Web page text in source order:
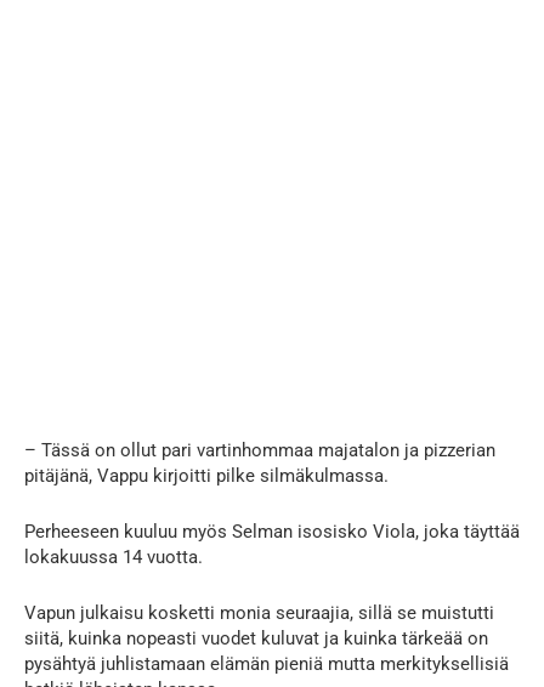
– Tässä on ollut pari vartinhommaa majatalon ja pizzerian
pitäjänä, Vappu kirjoitti pilke silmäkulmassa.
Perheeseen kuuluu myös Selman isosisko Viola, joka täyttää
lokakuussa 14 vuotta.
Vapun julkaisu kosketti monia seuraajia, sillä se muistutti
siitä, kuinka nopeasti vuodet kuluvat ja kuinka tärkeää on
pysähtyä juhlistamaan elämän pieniä mutta merkityksellisiä